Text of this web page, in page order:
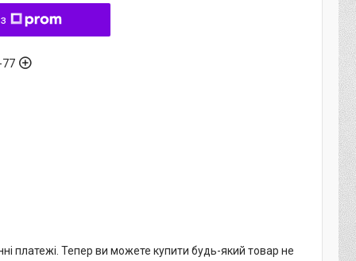
77
платежі. Тепер ви можете купити будь-який товар не